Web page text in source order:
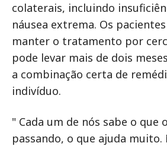
colaterais, incluindo
náusea extrema. Os
manter o tratamento por
pode levar mais de dois
a combinação certa de
indivíduo.
" Cada um de nós sabe o que
passando, o que ajuda muito.